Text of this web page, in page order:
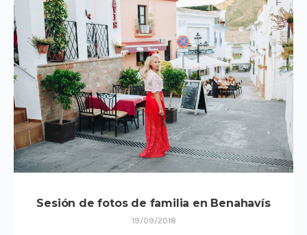
Sesión de fotos de familia en Benahavís
19/09/2018